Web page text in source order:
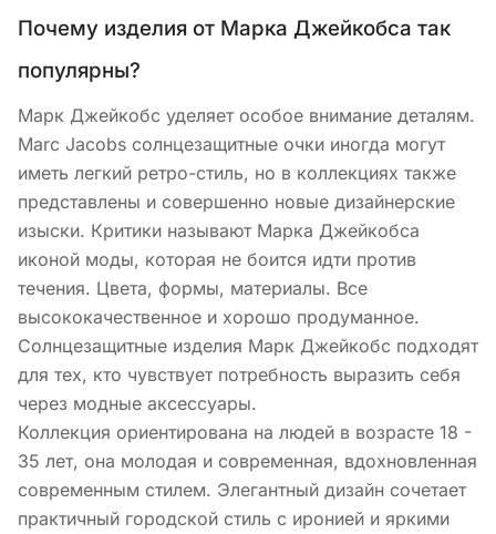
Почему изделия от Марка Джейкобса так
популярны?
Марк Джейкобс уделяет особое внимание деталям.
Marc Jacobs солнцезащитные очки иногда могут
иметь легкий ретро-стиль, но в коллекциях также
представлены и совершенно новые дизайнерские
изыски. Критики называют Марка Джейкобса
иконой моды, которая не боится идти против
течения. Цвета, формы, материалы. Все
высококачественное и хорошо продуманное.
Солнцезащитные изделия Марк Джейкобс подходят
для тех, кто чувствует потребность выразить себя
через модные аксессуары.
Коллекция ориентирована на людей в возрасте 18 -
35 лет, она молодая и современная, вдохновленная
современным стилем. Элегантный дизайн сочетает
практичный городской стиль с иронией и яркими